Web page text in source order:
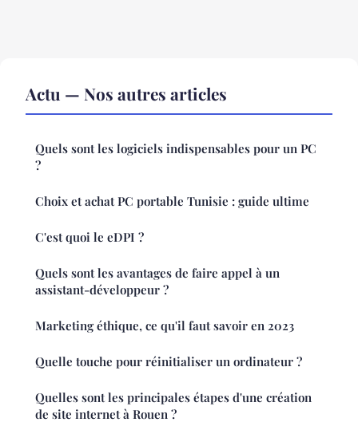
Actu — Nos autres articles
Quels sont les logiciels indispensables pour un PC
?
Choix et achat PC portable Tunisie : guide ultime
C'est quoi le eDPI ?
Quels sont les avantages de faire appel à un
assistant-développeur ?
Marketing éthique, ce qu'il faut savoir en 2023
Quelle touche pour réinitialiser un ordinateur ?
Quelles sont les principales étapes d'une création
de site internet à Rouen ?